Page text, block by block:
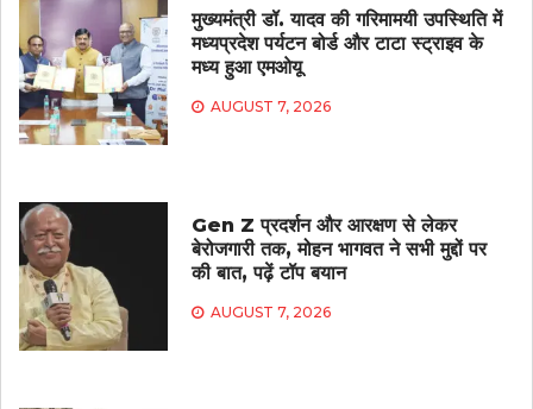
मुख्यमंत्री डॉ. यादव की गरिमामयी उपस्थिति में
मध्यप्रदेश पर्यटन बोर्ड और टाटा स्ट्राइव के
मध्य हुआ एमओयू
AUGUST 7, 2026
Gen Z प्रदर्शन और आरक्षण से लेकर
बेरोजगारी तक, मोहन भागवत ने सभी मुद्दों पर
की बात, पढ़ें टॉप बयान
AUGUST 7, 2026